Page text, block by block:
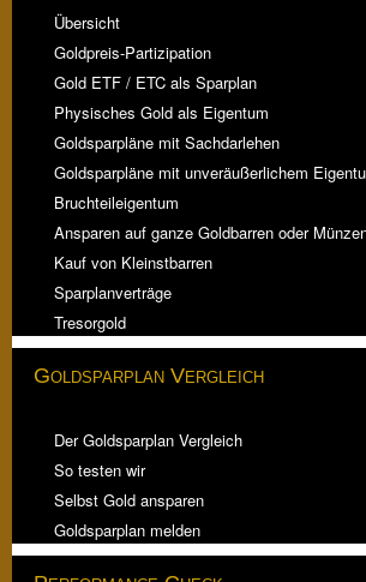
Übersicht
Goldpreis-Partizipation
Gold ETF / ETC als Sparplan
Physisches Gold als Eigentum
Goldsparpläne mit Sachdarlehen
Goldsparpläne mit unveräußerlichem
Bruchteileigentum
Ansparen auf ganze Goldbarren oder
Kauf von Kleinstbarren
Sparplanverträge
Tresorgold
Goldsparplan Vergleich
Der Goldsparplan Vergleich
So testen wir
Selbst Gold ansparen
Goldsparplan melden